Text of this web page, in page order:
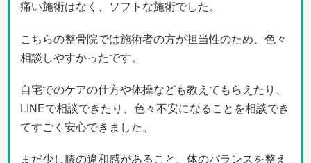
痛い施術はなく、ソフトな施術でした。
こちらの整骨院では施術者の方が担当性のため、色々
相談しやすかったです。
自宅でのケアの仕方や体操なども教えてもらえたり、
LINEで相談できたり、色々不安になることを相談でき
てすごく安心できました。
まだ少し膝の違和感があること、体のバランスを整え